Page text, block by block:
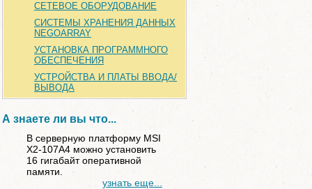
СЕТЕВОЕ ОБОРУДОВАНИЕ
СИСТЕМЫ ХРАНЕНИЯ ДАННЫХ
NEGOARRAY
УСТАНОВКА ПРОГРАММНОГО
ОБЕСПЕЧЕНИЯ
УСТРОЙСТВА И ПЛАТЫ ВВОДА/
ВЫВОДА
А знаете ли вы что...
В серверную платформу MSI
X2-107A4 можно установить
16 гигабайт оперативной
памяти.
узнать еще...